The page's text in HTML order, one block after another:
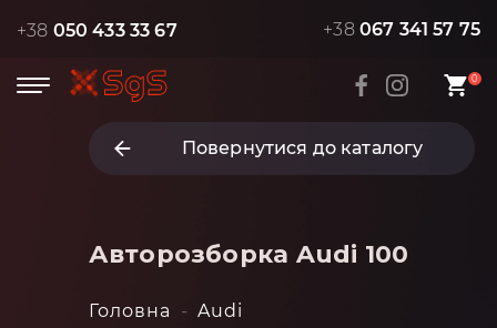
+38 050 433 33 67 +38 067 341 57 75
0
Повернутися до каталогу
Авторозборка Audi 100
Головна Audi